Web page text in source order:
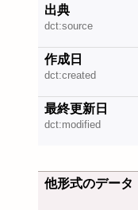
出典
dct:source
作成日
dct:created
最終更新日
dct:modified
他形式のデータ